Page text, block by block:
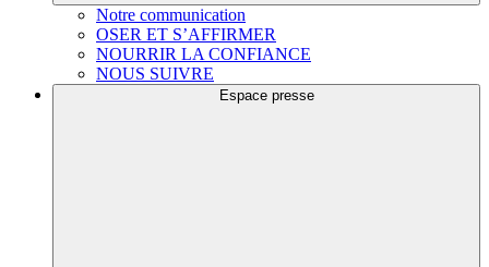
Notre communication
OSER ET S’AFFIRMER
NOURRIR LA CONFIANCE
NOUS SUIVRE
Espace presse